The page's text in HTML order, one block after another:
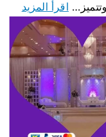
اقرأ المزيد